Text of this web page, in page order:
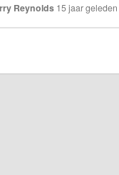
Reynolds 15 jaar geleden